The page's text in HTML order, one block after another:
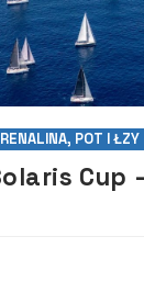
POT I ŁZY
Cup